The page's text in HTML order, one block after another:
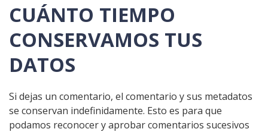
CUÁNTO TIEMPO
CONSERVAMOS TUS
DATOS
Si dejas un comentario, el comentario y sus metadatos
se conservan indefinidamente. Esto es para que
podamos reconocer y aprobar comentarios sucesivos